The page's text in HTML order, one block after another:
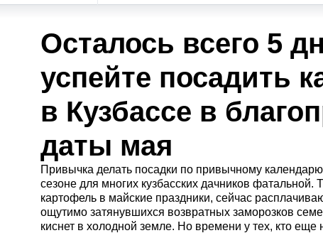
Осталось всего 5
успейте посадить
в Кузбассе в
даты мая
Привычка делать посадки по привычному
сезоне для многих кузбасских дачников фатальной.
картофель в майские праздники, сейчас
ощутимо затянувшихся возвратных заморозков
киснет в холодной земле. Но времени у тех, кто еще